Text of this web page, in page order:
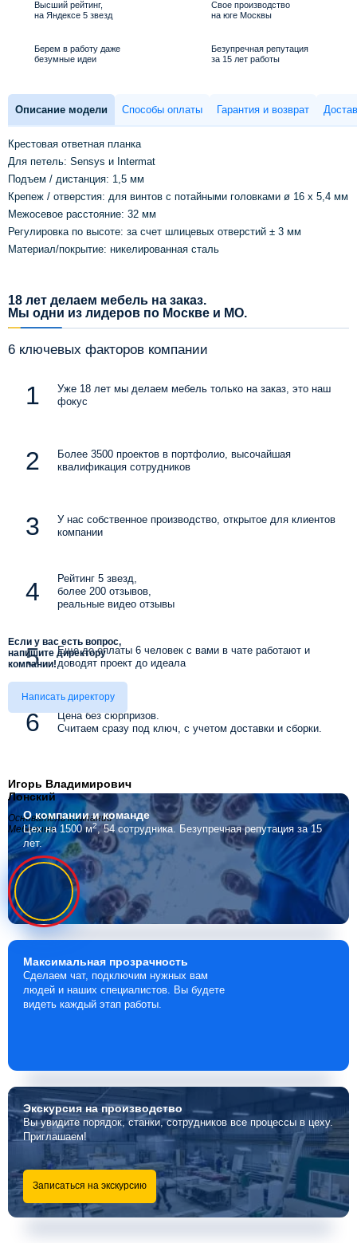
Высший рейтинг,
на Яндексе 5 звезд
Свое производство
на юге Москвы
Берем в работу даже
безумные идеи
Безупречная репутация
за 15 лет работы
Описание модели Способы оплаты Гарантия и возврат
Крестовая ответная планка
Для петель: Sensys и Intermat
Подъем / дистанция: 1,5 мм
Крепеж / отверстия: для винтов с потайными головками ø 16 x 5,4 мм
Межосевое расстояние: 32 мм
Регулировка по высоте: за счет шлицевых отверстий ± 3 мм
Материал/покрытие: никелированная сталь
18 лет делаем мебель на заказ.
Мы одни из лидеров по Москве и МО.
6 ключевых факторов компании
Уже 18 лет мы делаем мебель только на заказ, это наш
фокус
Более 3500 проектов в портфолио, высочайшая
квалификация сотрудников
У нас собственное производство, открытое для клиентов
компании
Рейтинг 5 звезд,
более 200 отзывов,
реальные видео отзывы
Еще до оплаты 6 человек с вами в чате работают и
доводят проект до идеала
Цена без сюрпризов.
Считаем сразу под ключ, с учетом доставки и сборки.
Если у вас есть вопрос,
напишите директору
компании!
Написать директору
Игорь Владимирович
Лонский
Основатель компании
Мебелино
О компаниии команде
Цех на 1500 м2, 54 сотрудника. Безупречная репутация за 15
лет.
Максимальная прозрачность
Сделаем чат, подключим нужных вам
людей и наших специалистов. Вы будете
видеть каждый этап работы.
Экскурсияна производство
Вы увидите порядок, станки, сотрудников все процессы в цеху.
Приглашаем!
Записаться на экскурсию